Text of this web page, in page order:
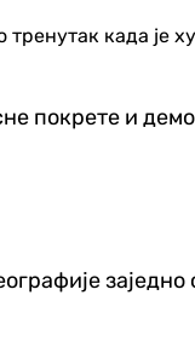
када је
покрете и